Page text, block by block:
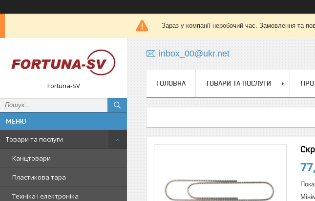
Зараз у компанії неробочий час. Замовлення та
Fortuna-SV
Товари та послуги
Канцтовари
Пластикова тара
Техніка і електроніка
inbox_00@ukr.net
ГОЛОВНА ТОВАРИ ТА ПОСЛУГИ